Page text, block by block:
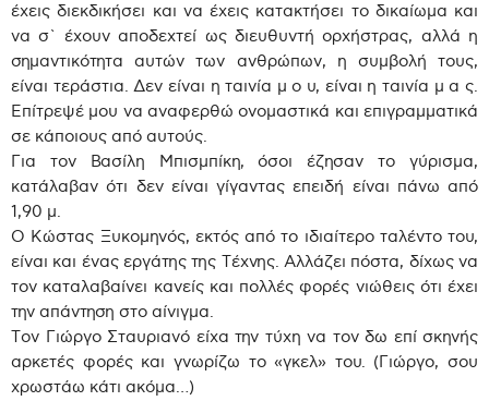
έχεις διεκδικήσει και να έχεις κατακτήσει το δικαίωμα και
να σ` έχουν αποδεχτεί ως διευθυντή ορχήστρας, αλλά η
σημαντικότητα αυτών των ανθρώπων, η συμβολή τους,
είναι τεράστια. Δεν είναι η ταινία μ ο υ, είναι η ταινία μ α ς.
Επίτρεψέ μου να αναφερθώ ονομαστικά και επιγραμματικά
σε κάποιους από αυτούς.
Για τον Βασίλη Μπισμπίκη, όσοι έζησαν το γύρισμα,
κατάλαβαν ότι δεν είναι γίγαντας επειδή είναι πάνω από
1,90 μ.
Ο Κώστας Ξυκομηνός, εκτός από το ιδιαίτερο ταλέντο του,
είναι και ένας εργάτης της Τέχνης. Αλλάζει πόστα, δίχως να
τον καταλαβαίνει κανείς και πολλές φορές νιώθεις ότι έχει
την απάντηση στο αίνιγμα.
Τον Γιώργο Σταυριανό είχα την τύχη να τον δω επί σκηνής
αρκετές φορές και γνωρίζω το «γκελ» του. (Γιώργο, σου
χρωστάω κάτι ακόμα…)